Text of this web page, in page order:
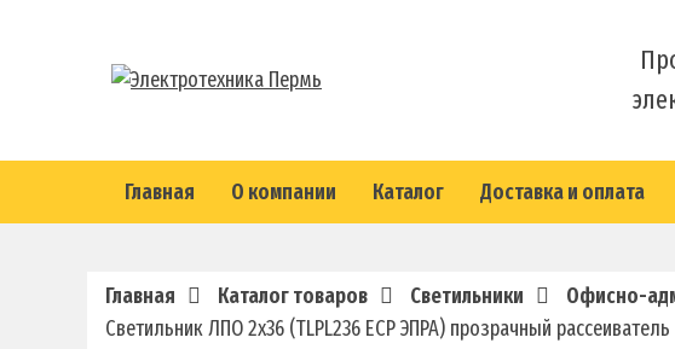
Главная О компании Каталог Доставка и оплата
Главная Каталог товаров Светильники Офисно-
Светильник ЛПО 2х36 (TLPL236 ECP ЭПРА) прозрачный рассеиватель